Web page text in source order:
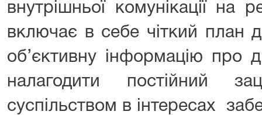
внутрішньої комунікації на
включає в себе чіткий план
об’єктивну інформацію про
налагодити постійний
суспільством в інтересах